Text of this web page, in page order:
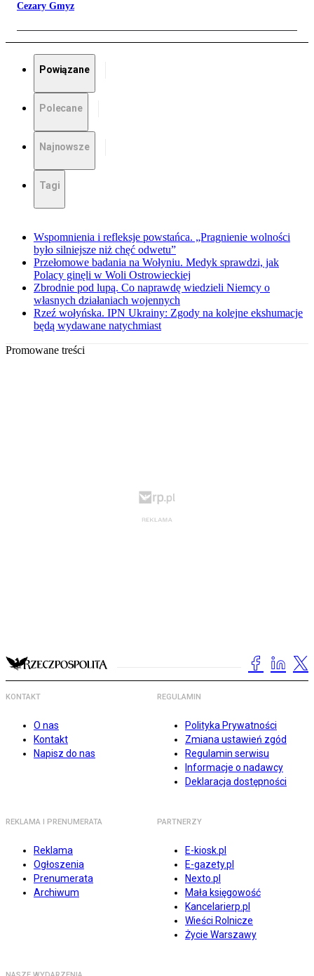
Cezary Gmyz
Powiązane
Polecane
Najnowsze
Tagi
Wspomnienia i refleksje powstańca. „Pragnienie wolności
było silniejsze niż chęć odwetu”
Przełomowe badania na Wołyniu. Medyk sprawdzi, jak
Polacy ginęli w Woli Ostrowieckiej
Zbrodnie pod lupą. Co naprawdę wiedzieli Niemcy o
własnych działaniach wojennych
Rzeź wołyńska. IPN Ukrainy: Zgody na kolejne ekshumacje
będą wydawane natychmiast
Promowane treści
KONTAKT
O nas
Kontakt
Napisz do nas
REGULAMIN
Polityka Prywatności
Zmiana ustawień zgód
Regulamin serwisu
Informacje o nadawcy
Deklaracja dostępności
REKLAMA I PRENUMERATA
Reklama
Ogłoszenia
Prenumerata
Archiwum
PARTNERZY
E-kiosk.pl
E-gazety.pl
Nexto.pl
Mała księgowość
Kancelarierp.pl
Wieści Rolnicze
Życie Warszawy